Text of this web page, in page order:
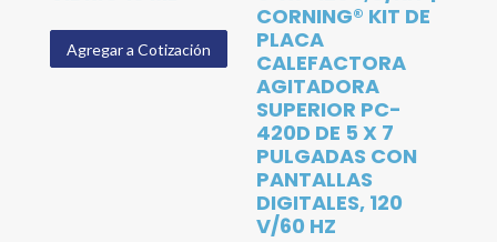
Agregar a Cotización
CORNING® KIT DE
PLACA
CALEFACTORA
AGITADORA
SUPERIOR PC-
420D DE 5 X 7
PULGADAS CON
PANTALLAS
DIGITALES, 120
V/60 HZ